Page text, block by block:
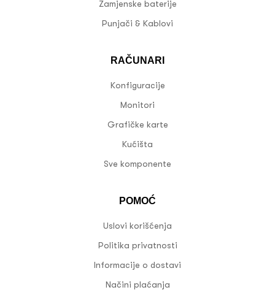
Zamjenske baterije
Punjači & Kablovi
RAČUNARI
Konfiguracije
Monitori
Grafičke karte
Kućišta
Sve komponente
POMOĆ
Uslovi korišćenja
Politika privatnosti
Informacije o dostavi
Načini plaćanja